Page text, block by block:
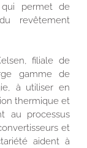
permet de
revêtement
filiale de
gamme de
à utiliser en
thermique et
au processus
et
aident à